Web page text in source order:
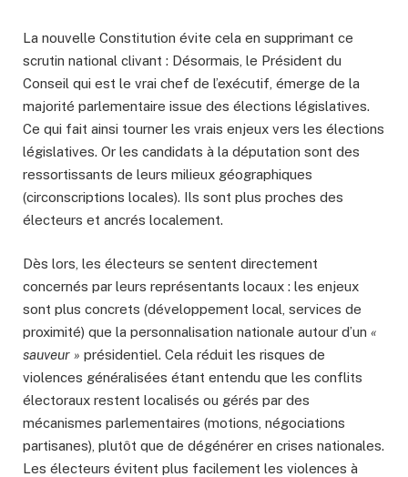
La nouvelle Constitution évite cela en supprimant ce
scrutin national clivant : Désormais, le Président du
Conseil qui est le vrai chef de l’exécutif, émerge de la
majorité parlementaire issue des élections législatives.
Ce qui fait ainsi tourner les vrais enjeux vers les élections
législatives. Or les candidats à la députation sont des
ressortissants de leurs milieux géographiques
(circonscriptions locales). Ils sont plus proches des
électeurs et ancrés localement.
Dès lors, les électeurs se sentent directement
concernés par leurs représentants locaux : les enjeux
sont plus concrets (développement local, services de
proximité) que la personnalisation nationale autour d’un «
sauveur » présidentiel. Cela réduit les risques de
violences généralisées étant entendu que les conflits
électoraux restent localisés ou gérés par des
mécanismes parlementaires (motions, négociations
partisanes), plutôt que de dégénérer en crises nationales.
Les électeurs évitent plus facilement les violences à